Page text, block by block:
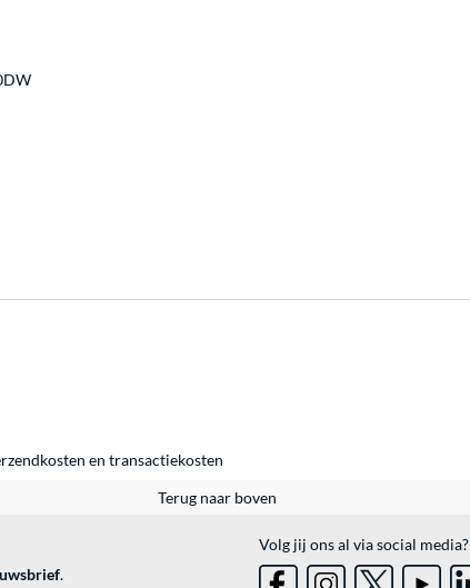
en transactiekosten
Terug naar boven
.
Volg jij ons al via social media?